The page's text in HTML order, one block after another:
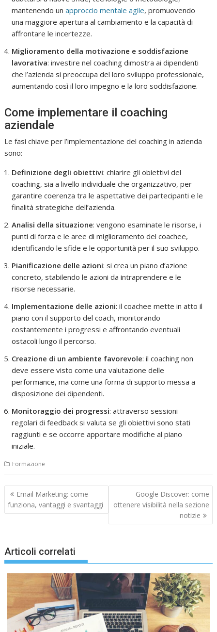
mantenendo unapproccio mentale agile, promuovendo
una maggiore apertura al cambiamento e la capacità di
affrontare le incertezze.
Miglioramento della motivazione e soddisfazione
lavorativa: investire nel coaching dimostra ai dipendenti
che l’azienda si preoccupa del loro sviluppo professionale,
aumentando così il loro impegno e la loro soddisfazione.
Come implementare il coaching
aziendale
Le fasi chiave per l’implementazione del coaching in azienda
sono:
Definizione degli obiettivi: chiarire gli obiettivi del
coaching, sia a livello individuale che organizzativo, per
garantire coerenza tra le aspettative dei partecipanti e le
finalità strategiche dell’azienda.
Analisi della situazione: vengono esaminate le risorse, i
punti di forza e le aree di miglioramento del coachee,
identificando le sfide e le opportunità per il suo sviluppo.
Pianificazione delle azioni: si crea un piano d’azione
concreto, stabilendo le azioni da intraprendere e le
risorse necessarie.
Implementazione delle azioni: il coachee mette in atto il
piano con il supporto del coach, monitorando
costantemente i progressi e affrontando eventuali
ostacoli lungo il percorso.
Creazione di un ambiente favorevole: il coaching non
deve essere visto come una valutazione delle
performance, ma come una forma di supporto messa a
disposizione dei dipendenti.
Monitoraggio dei progressi: attraverso sessioni
regolari di feedback si valuta se gli obiettivi sono stati
raggiunti e se occorre apportare modifiche al piano
iniziale.
Formazione
Navigazione
articoli
Email Marketing: come
funziona, vantaggi e svantaggi
Google Discover: come
ottenere visibilità nella sezione
notizie
Articoli correlati